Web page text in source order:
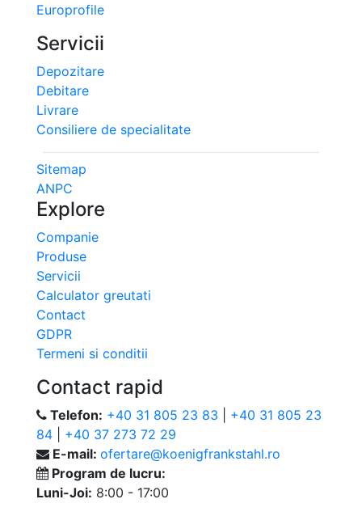
Europrofile
Servicii
Depozitare
Debitare
Livrare
Consiliere de specialitate
Sitemap
ANPC
Explore
Companie
Produse
Servicii
Calculator greutati
Contact
GDPR
Termeni si conditii
Contact rapid
Telefon: +40 31 805 23 83
+40 31 805 23
84
+40 37 273 72 29
E-mail: ofertare@koenigfrankstahl.ro
Program de lucru:
Luni-Joi: 8:00 - 17:00